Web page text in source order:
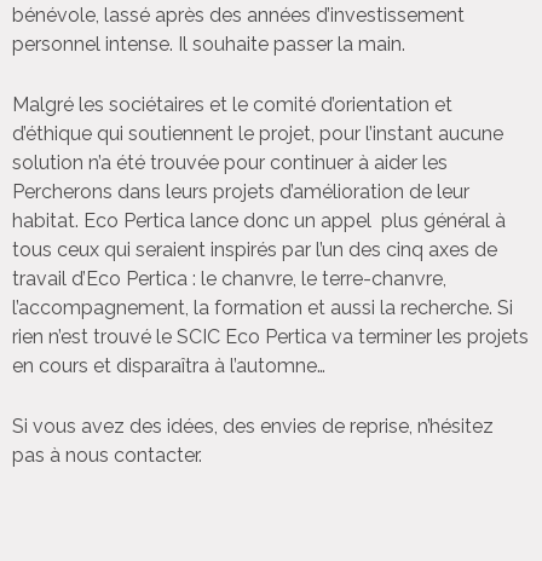
bénévole, lassé après des années d’investissement
personnel intense. Il souhaite passer la main.
Malgré les sociétaires et le comité d’orientation et
d’éthique qui soutiennent le projet, pour l’instant aucune
solution n’a été trouvée pour continuer à aider les
Percherons dans leurs projets d’amélioration de leur
habitat. Eco Pertica lance donc un appel plus général à
tous ceux qui seraient inspirés par l’un des cinq axes de
travail d’Eco Pertica : le chanvre, le terre-chanvre,
l’accompagnement, la formation et aussi la recherche. Si
rien n’est trouvé le SCIC Eco Pertica va terminer les projets
en cours et disparaîtra à l’automne…
Si vous avez des idées, des envies de reprise, n’hésitez
pas à nous contacter.